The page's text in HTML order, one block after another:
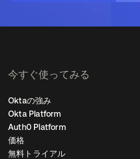
今すぐ使ってみる
Oktaの強み
Okta Platform
Auth0 Platform
価格
無料トライアル